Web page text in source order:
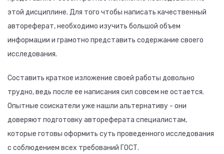
этой дисциплине. Для того чтобы написать качественный
автореферат, необходимо изучить большой объем
информации и грамотно представить содержание своего
исследования.
Составить краткое изложение своей работы довольно
трудно, ведь после ее написания сил совсем не остается.
Опытные соискатели уже нашли альтернативу - они
доверяют подготовку автореферата специалистам,
которые готовы оформить суть проведенного исследования
с соблюдением всех требований ГОСТ.